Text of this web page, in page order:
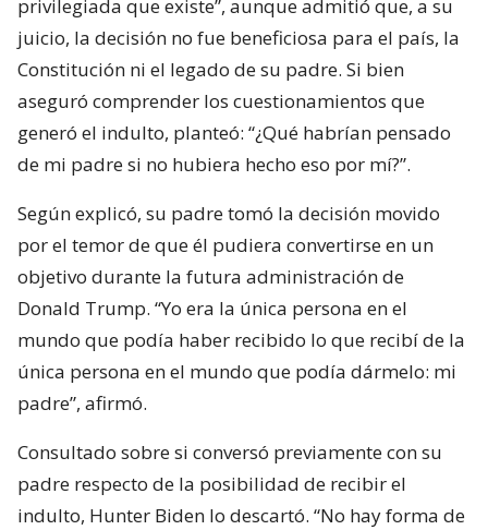
privilegiada que existe”, aunque admitió que, a su
juicio, la decisión no fue beneficiosa para el país, la
Constitución ni el legado de su padre. Si bien
aseguró comprender los cuestionamientos que
generó el indulto, planteó: “¿Qué habrían pensado
de mi padre si no hubiera hecho eso por mí?”.
Según explicó, su padre tomó la decisión movido
por el temor de que él pudiera convertirse en un
objetivo durante la futura administración de
Donald Trump. “Yo era la única persona en el
mundo que podía haber recibido lo que recibí de la
única persona en el mundo que podía dármelo: mi
padre”, afirmó.
Consultado sobre si conversó previamente con su
padre respecto de la posibilidad de recibir el
indulto, Hunter Biden lo descartó. “No hay forma de